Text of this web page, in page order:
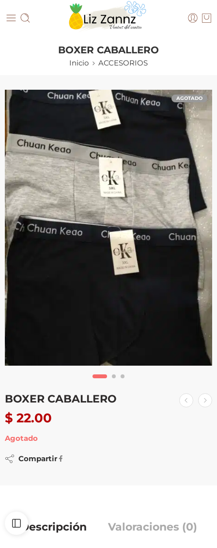
BOXER CABALLERO
Inicio ACCESORIOS
AGOTADO
BOXER CABALLERO
$ 22.00
Agotado
Compartir
Descripción Valoraciones (0)